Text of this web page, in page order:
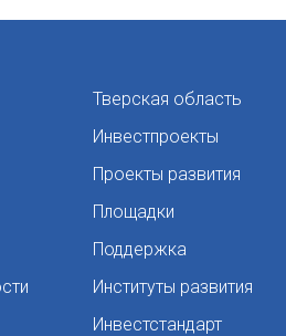
Тверская область
Инвестпроекты
Проекты развития
Площадки
Поддержка
Институты развития
Инвестстандарт